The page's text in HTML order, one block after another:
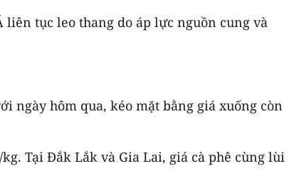
tục leo thang do áp lực nguồn cung và
ngày hôm qua, kéo mặt bằng giá xuống còn
Tại Đắk Lắk và Gia Lai, giá cà phê cùng lùi